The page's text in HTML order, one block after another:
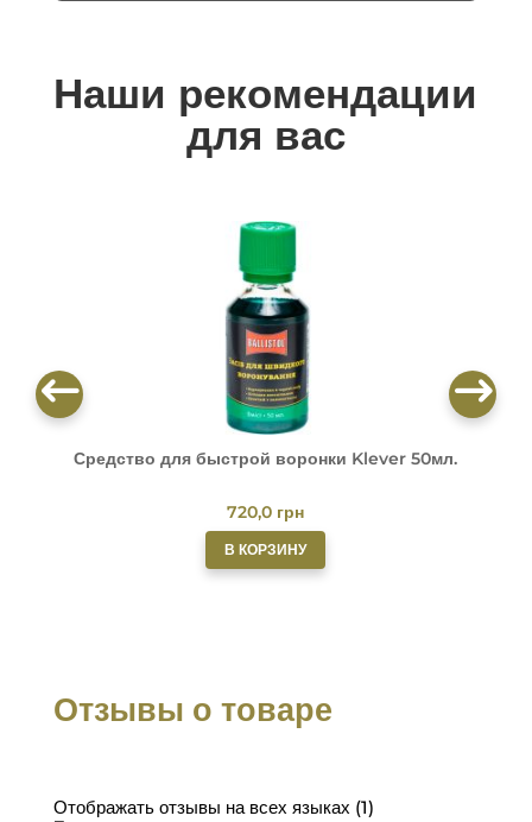
Наши рекомендации
для вас
Средство для быстрой воронки Klever 50мл.
720,0 грн
В КОРЗИНУ
Отзывы о товаре
Отображать отзывы на всех языках (1)